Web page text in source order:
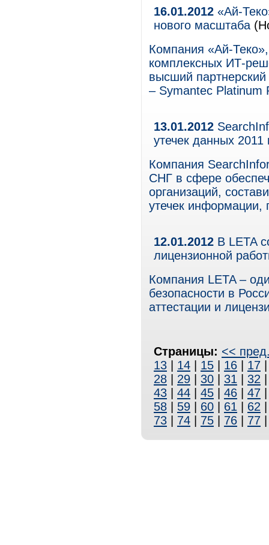
16.01.2012 «Ай-
нового масштаба
Компания «Ай-
комплексных ИТ-
высший
– Symantec Platinum
13.01.2012
утечек данных 2011
Компания
СНГ в сфере
организаций,
утечек информации,
12.01.2012 В LETA
лицензионной
Компания LETA –
безопасности в
аттестации и
Страницы: <<
13
14 15 16 17
28
29 30 31 32
43
44 45 46 47
58
59 60 61 62
73
74 75 76 77